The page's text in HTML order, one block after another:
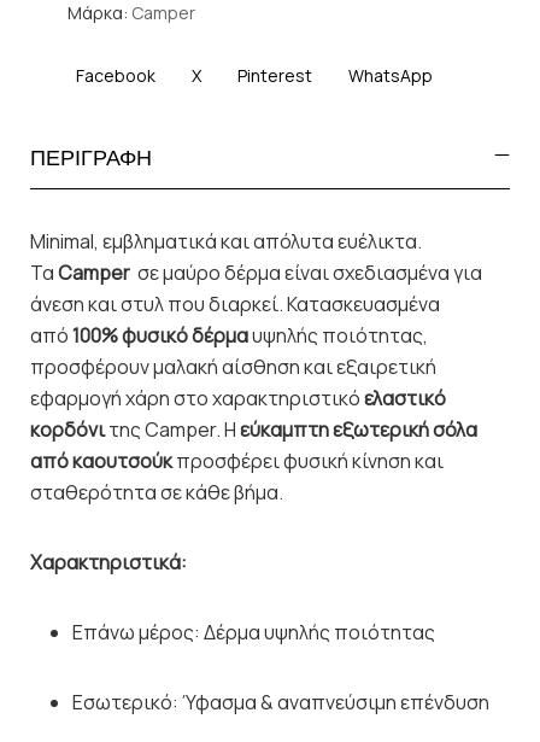
Μάρκα: Camper
Facebook X Pinterest WhatsApp
ΠΕΡΙΓΡΑΦΗ
Minimal, εμβληματικά και απόλυτα ευέλικτα.
ΤαCamper σε μαύρο δέρμα είναι σχεδιασμένα για
άνεση και στυλ που διαρκεί. Κατασκευασμένα
από100% φυσικό δέρμαυψηλής ποιότητας,
προσφέρουν μαλακή αίσθηση και εξαιρετική
εφαρμογή χάρη στο χαρακτηριστικόελαστικό
κορδόνιτης Camper. Ηεύκαμπτη εξωτερική σόλα
από καουτσούκπροσφέρει φυσική κίνηση και
σταθερότητα σε κάθε βήμα.
Χαρακτηριστικά:
Επάνω μέρος: Δέρμα υψηλής ποιότητας
Εσωτερικό: Ύφασμα & αναπνεύσιμη επένδυση